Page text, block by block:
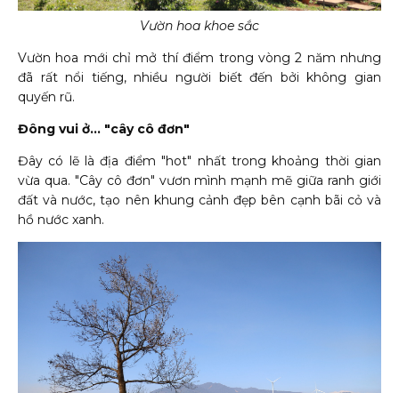
Vườn hoa khoe sắc
Vườn hoa mới chỉ mở thí điểm trong vòng 2 năm nhưng
đã rất nổi tiếng, nhiều người biết đến bởi không gian
quyến rũ.
Đông vui ở... "cây cô đơn"
Đây có lẽ là địa điểm "hot" nhất trong khoảng thời gian
vừa qua. "Cây cô đơn" vươn mình mạnh mẽ giữa ranh giới
đất và nước, tạo nên khung cảnh đẹp bên cạnh bãi cỏ và
hồ nước xanh.